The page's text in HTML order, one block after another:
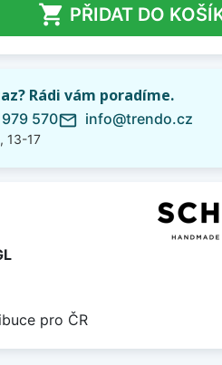
 PŘIDAT DO
Rádi vám poradíme.
570
13-17
mail_outline info@trendo.cz
pro ČR